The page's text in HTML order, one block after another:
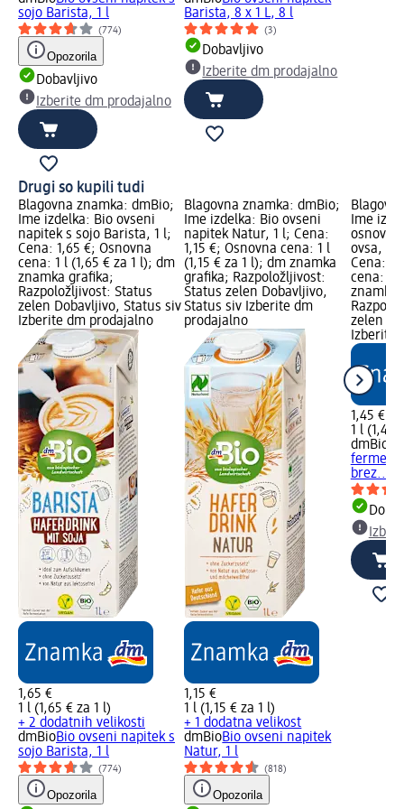
sojo Barista, 1 l
(774)
Opozorila
Dobavljivo
Izberite dm prodajalno
Barista, 8 x 1 L, 8 l
(3)
Dobavljivo
Izberite dm prodajalno
Drugi so kupili tudi
Blagovna znamka: dmBio;
Ime izdelka: Bio ovseni
napitek s sojo Barista, 1 l;
Cena: 1,65 €; Osnovna
cena: 1 l (1,65 € za 1 l); dm
znamka grafika;
Razpoložljivost: Status
zelen Dobavljivo, Status siv
Izberite dm prodajalno
1,65 €
1 l (1,65 € za 1 l)
+ 2 dodatnih velikosti
dmBioBio ovseni napitek s
sojo Barista, 1 l
(774)
Opozorila
Blagovna znamka: dmBio;
Ime izdelka: Bio ovseni
napitek Natur, 1 l; Cena:
1,15 €; Osnovna cena: 1 l
(1,15 € za 1 l); dm znamka
grafika; Razpoložljivost:
Status zelen Dobavljivo,
Status siv Izberite dm
prodajalno
1,15 €
1 l (1,15 € za 1 l)
+ 1 dodatna velikost
dmBioBio ovseni napitek
Natur, 1 l
(818)
Opozorila
Ime
osnovi
ovsa,
Cena:
cena: 1 l
znamka
zelen
Izberite
1,45 €
1 l (1,45
dmBio
brez...,